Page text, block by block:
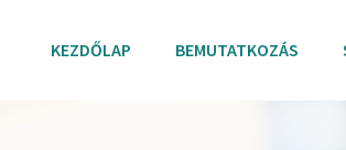
KEZDŐLAP BEMUTATKOZÁS